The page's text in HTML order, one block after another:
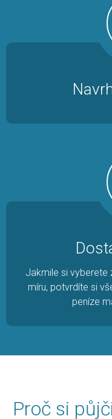
Jakmile si vyberete
míru, potvrdíte si
peníze
Proč si